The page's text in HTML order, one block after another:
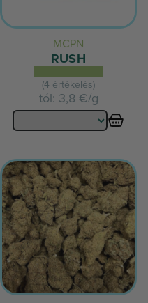
MCPN
RUSH
(4 értékelés)
tól: 3,8 €/g